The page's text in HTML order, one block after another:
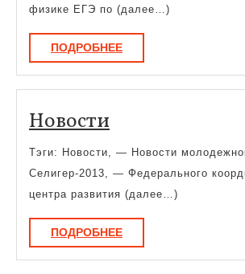
физике ЕГЭ по (далее…)
ПОДРОБНЕЕПОДРОБНЕЕ
Новости
Тэги: Новости, — Новости
Селигер-2013, — Федерального
центра развития (далее…)
ПОДРОБНЕЕПОДРОБНЕЕ